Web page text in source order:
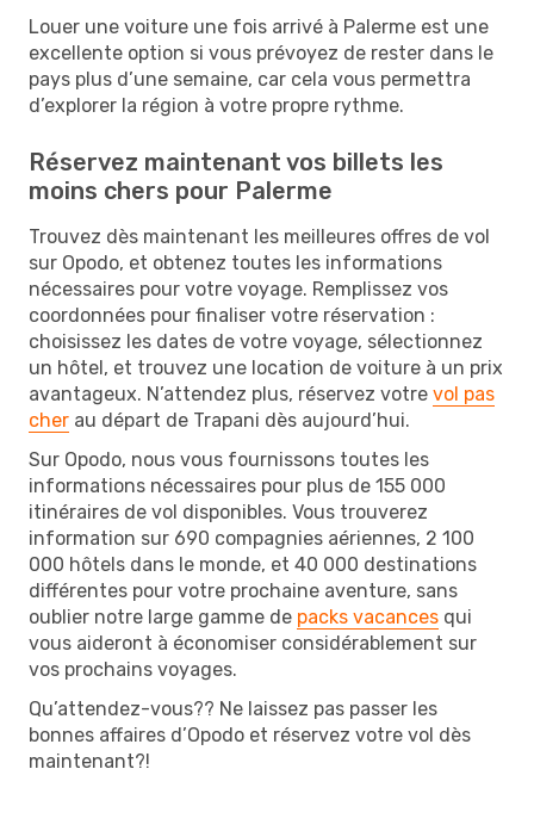
Louer une voiture une fois arrivé à Palerme est une
excellente option si vous prévoyez de rester dans le
pays plus d’une semaine, car cela vous permettra
d’explorer la région à votre propre rythme.
Réservez maintenant vos billets les
moins chers pour Palerme
Trouvez dès maintenant les meilleures offres de vol
sur Opodo, et obtenez toutes les informations
nécessaires pour votre voyage. Remplissez vos
coordonnées pour finaliser votre réservation :
choisissez les dates de votre voyage, sélectionnez
un hôtel, et trouvez une location de voiture à un prix
avantageux. N’attendez plus, réservez votre vol pas
cher au départ de Trapani dès aujourd’hui.
Sur Opodo, nous vous fournissons toutes les
informations nécessaires pour plus de 155 000
itinéraires de vol disponibles. Vous trouverez
information sur 690 compagnies aériennes, 2 100
000 hôtels dans le monde, et 40 000 destinations
différentes pour votre prochaine aventure, sans
oublier notre large gamme de packs vacances qui
vous aideront à économiser considérablement sur
vos prochains voyages.
Qu’attendez-vous?? Ne laissez pas passer les
bonnes affaires d’Opodo et réservez votre vol dès
maintenant?!